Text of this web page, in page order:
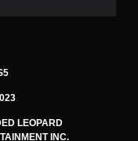
LEOPARD
INC.